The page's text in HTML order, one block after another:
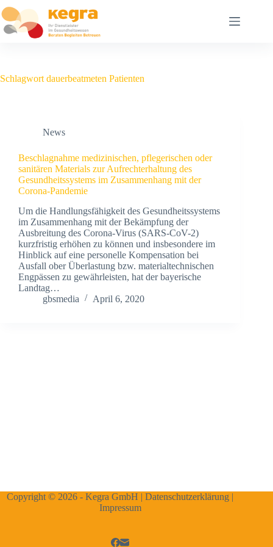
Schlagwort dauerbeatmeten Patienten
News
Beschlagnahme medizinischen, pflegerischen oder
sanitären Materials zur Aufrechterhaltung des
Gesundheitssystems im Zusammenhang mit der
Corona-Pandemie
Um die Handlungsfähigkeit des Gesundheitssystems
im Zusammenhang mit der Bekämpfung der
Ausbreitung des Corona-Virus (SARS-CoV-2)
kurzfristig erhöhen zu können und insbesondere im
Hinblick auf eine personelle Kompensation bei
Ausfall ober Überlastung bzw. materialtechnischen
Engpässen zu gewährleisten, hat der bayerische
Landtag…
gbsmedia
April 6, 2020
Copyright © 2026 - Kegra GmbH |Datenschutzerklärung |
Impressum